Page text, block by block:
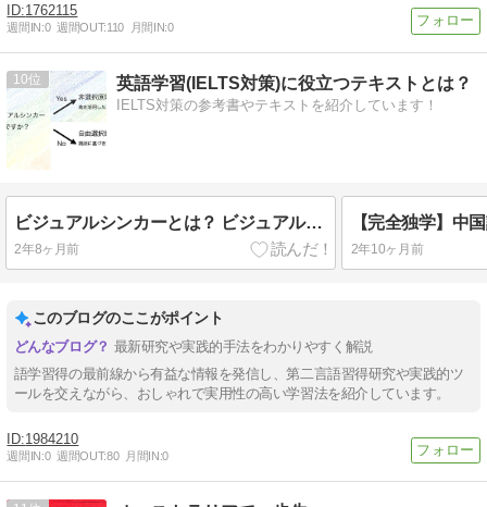
1762115
週間IN:0 週間OUT:110 月間IN:0
10 英語学習(IELTS対策)に役立つテキストとは？
IELTS対策の参考書やテキストを紹介しています！
ビジュアルシンカーとは？ ビジュアルシンキングの最新研究も紹介・日本人の6割が実践すべき英語学習方法とは！？
2年8ヶ月前 2年10ヶ月前
このブログのここがポイント
最新研究や実践的手法をわかりやすく解説
語学習得の最前線から有益な情報を発信し、第二言語習得研究や実践的ツ
ールを交えながら、おしゃれで実用性の高い学習法を紹介しています。
1984210
週間IN:0 週間OUT:80 月間IN:0